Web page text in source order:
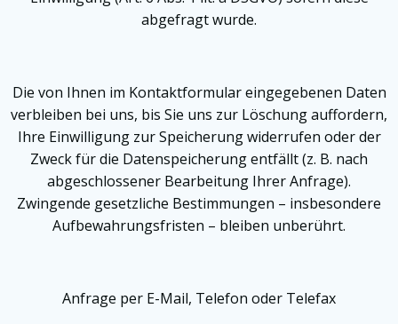
abgefragt wurde.
Die von Ihnen im Kontaktformular eingegebenen Daten
verbleiben bei uns, bis Sie uns zur Löschung auffordern,
Ihre Einwilligung zur Speicherung widerrufen oder der
Zweck für die Datenspeicherung entfällt (z. B. nach
abgeschlossener Bearbeitung Ihrer Anfrage).
Zwingende gesetzliche Bestimmungen – insbesondere
Aufbewahrungsfristen – bleiben unberührt.
Anfrage per E-Mail, Telefon oder Telefax